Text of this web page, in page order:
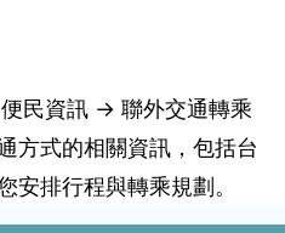
民資訊 → 聯外交通轉乘
方式的相關資訊，包括台
安排行程與轉乘規劃。